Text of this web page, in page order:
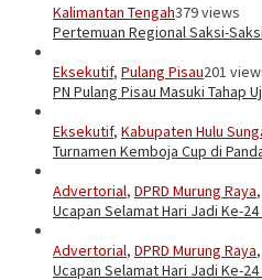
Kalimantan Tengah379 views
Pertemuan Regional Saksi-
Eksekutif, Pulang Pisau201
PN Pulang Pisau Masuki Tahap
Eksekutif, Kabupaten Hulu
Turnamen Kemboja Cup di
Advertorial, DPRD Murung Raya,
Ucapan Selamat Hari Jadi Ke-
Advertorial, DPRD Murung Raya,
Ucapan Selamat Hari Jadi Ke-